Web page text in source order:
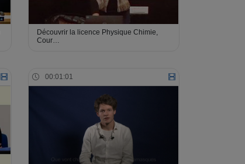
Découvrir la licence Physique Chimie,
Cour…
00:01:01